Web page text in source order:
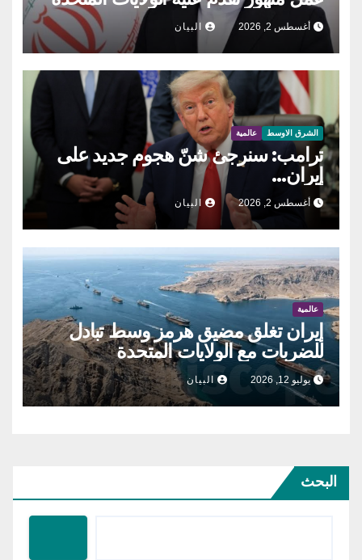
أغسطس 2, 2026 البيان
الشرق الاوسط عالمية
ترامب: سنرجئ شنّ هجوم جديد على
إيران…
أغسطس 2, 2026 البيان
عالمية
إيران تغلق مضيق هرمز وسط تبادل
للضربات مع الولايات المتحدة
يوليو 12, 2026 البيان
البحث